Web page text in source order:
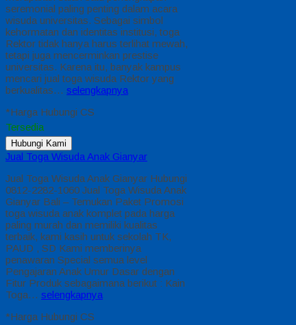
seremonial paling penting dalam acara
wisuda universitas. Sebagai simbol
kehormatan dan identitas institusi, toga
Rektor tidak hanya harus terlihat mewah,
tetapi juga mencerminkan prestise
universitas. Karena itu, banyak kampus
mencari jual toga wisuda Rektor yang
berkualitas… selengkapnya
*Harga Hubungi CS
Tersedia
Hubungi Kami
Jual Toga Wisuda Anak Gianyar
Jual Toga Wisuda Anak Gianyar Hubungi
0812-2282-1060 Jual Toga Wisuda Anak
Gianyar Bali – Temukan Paket Promosi
toga wisuda anak komplet pada harga
paling murah dan memiliki kualitas
terbaik, kami kasih untuk sekolah TK,
PAUD , SD Kami memberinya
penawaran Special semua level
Pengajaran Anak Umur Dasar dengan
Fitur Produk sebagaimana berikut : Kain
Toga… selengkapnya
*Harga Hubungi CS